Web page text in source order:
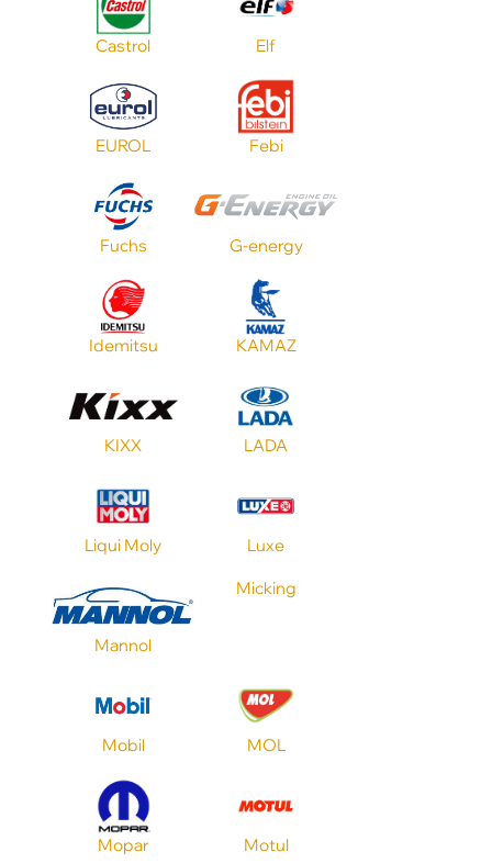
ATF Mercon
Castrol Elf
EUROL Febi
Fuchs G-energy
Idemitsu KAMAZ
KIXX LADA
Liqui Moly Luxe
Mannol
Micking
Mobil MOL
Mopar Motul